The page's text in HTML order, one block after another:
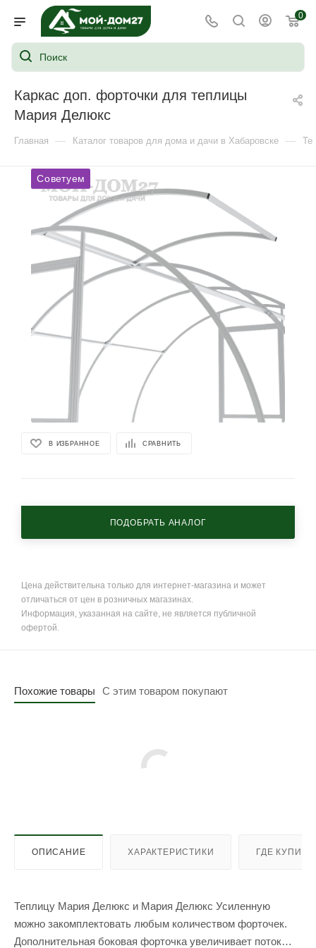
0
Каркас доп. форточки для теплицы
Мария Делюкс
Главная — Каталог товаров для дома и дачи в Хабаровске —
Советуем
В ИЗБРАННОЕ СРАВНИТЬ
ПОДОБРАТЬ АНАЛОГ
Цена действительна только для интернет-магазина и может
отличаться от цен в розничных магазинах.
Информация, указанная на сайте, не является публичной
офертой.
Похожие товары С этим товаром покупают
ОПИСАНИЕ ХАРАКТЕРИСТИКИ ГДЕ КУПИТЬ
Теплицу Мария Делюкс и Мария Делюкс Усиленную
можно закомплектовать любым количеством форточек.
Дополнительная боковая форточка увеличивает поток